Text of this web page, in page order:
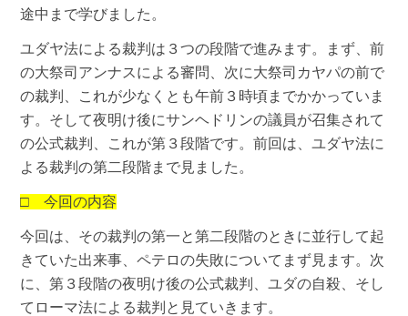
途中まで学びました。
ユダヤ法による裁判は３つの段階で進みます。まず、前
の大祭司アンナスによる審問、次に大祭司カヤパの前で
の裁判、これが少なくとも午前３時頃までかかっていま
す。そして夜明け後にサンヘドリンの議員が召集されて
の公式裁判、これが第３段階です。前回は、ユダヤ法に
よる裁判の第二段階まで見ました。
□ 今回の内容
今回は、その裁判の第一と第二段階のときに並行して起
きていた出来事、ペテロの失敗についてまず見ます。次
に、第３段階の夜明け後の公式裁判、ユダの自殺、そし
てローマ法による裁判と見ていきます。